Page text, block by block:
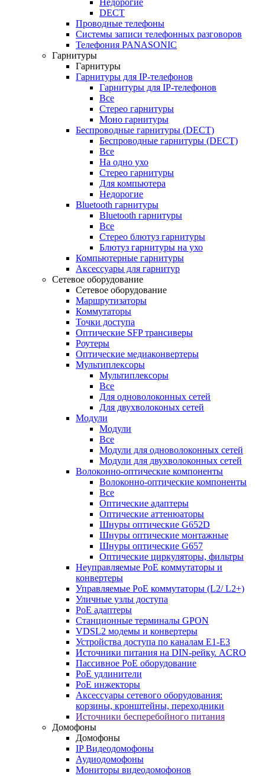
Недорогие
DECT
Проводные телефоны
Системы записи телефонных разговоров
Телефония PANASONIC
Гарнитуры
Гарнитуры
Гарнитуры для IP-телефонов
Гарнитуры для IP-телефонов
Все
Стерео гарнитуры
Моно гарнитуры
Беспроводные гарнитуры (DECT)
Беспроводные гарнитуры (DECT)
Все
На одно ухо
Стерео гарнитуры
Для компьютера
Недорогие
Bluetooth гарнитуры
Bluetooth гарнитуры
Все
Стерео блютуз гарнитуры
Блютуз гарнитуры на ухо
Компьютерные гарнитуры
Аксессуары для гарнитур
Сетевое оборудование
Сетевое оборудование
Маршрутизаторы
Коммутаторы
Точки доступа
Оптические SFP трансиверы
Роутеры
Оптические медиаконвертеры
Мультиплексоры
Мультиплексоры
Все
Для одноволоконных сетей
Для двухволоконых сетей
Модули
Модули
Все
Модули для одноволоконных сетей
Модули для двухволоконных сетей
Волоконно-оптические компоненты
Волоконно-оптические компоненты
Все
Оптические адаптеры
Оптические аттенюаторы
Шнуры оптические G652D
Шнуры оптические монтажные
Шнуры оптические G657
Оптические циркуляторы, фильтры
Неуправляемые PoE коммутаторы и
конвертеры
Управляемые PoE коммутаторы (L2/ L2+)
Уличные узлы доступа
PoE адаптеры
Станционные терминалы GPON
VDSL2 модемы и конвертеры
Устройства доступа по каналам E1-E3
Источники питания на DIN-рейку. ACRO
Пассивное PoE оборудование
PoE удлинители
PoE инжекторы
Аксессуары сетевого оборудования:
корзины, кронштейны, переходники
Источники бесперебойного питания
Домофоны
Домофоны
IP Видеодомофоны
Аудиодомофоны
Мониторы видеодомофонов